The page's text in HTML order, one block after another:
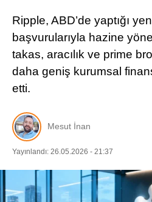
Ripple, ABD’de yaptığı
başvurularıyla hazine
takas, aracılık ve prime
daha geniş kurumsal
etti.
Mesut İnan
Yayınlandı: 26.05.2026 - 21:37